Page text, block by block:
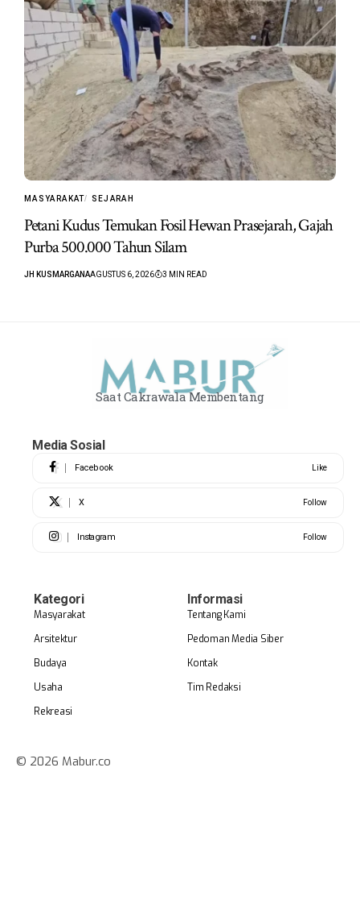
MASYARAKAT SEJARAH
Petani Kudus Temukan Fosil Hewan Prasejarah, Gajah
Purba 500.000 Tahun Silam
JH KUSMARGANAAGUSTUS 6, 2026 3 MIN READ
Saat Cakrawala Membentang
Media Sosial
Facebook Like
X Follow
Instagram Follow
Kategori
Masyarakat
Arsitektur
Budaya
Usaha
Rekreasi
Informasi
Tentang Kami
Pedoman Media Siber
Kontak
Tim Redaksi
© 2026 Mabur.co